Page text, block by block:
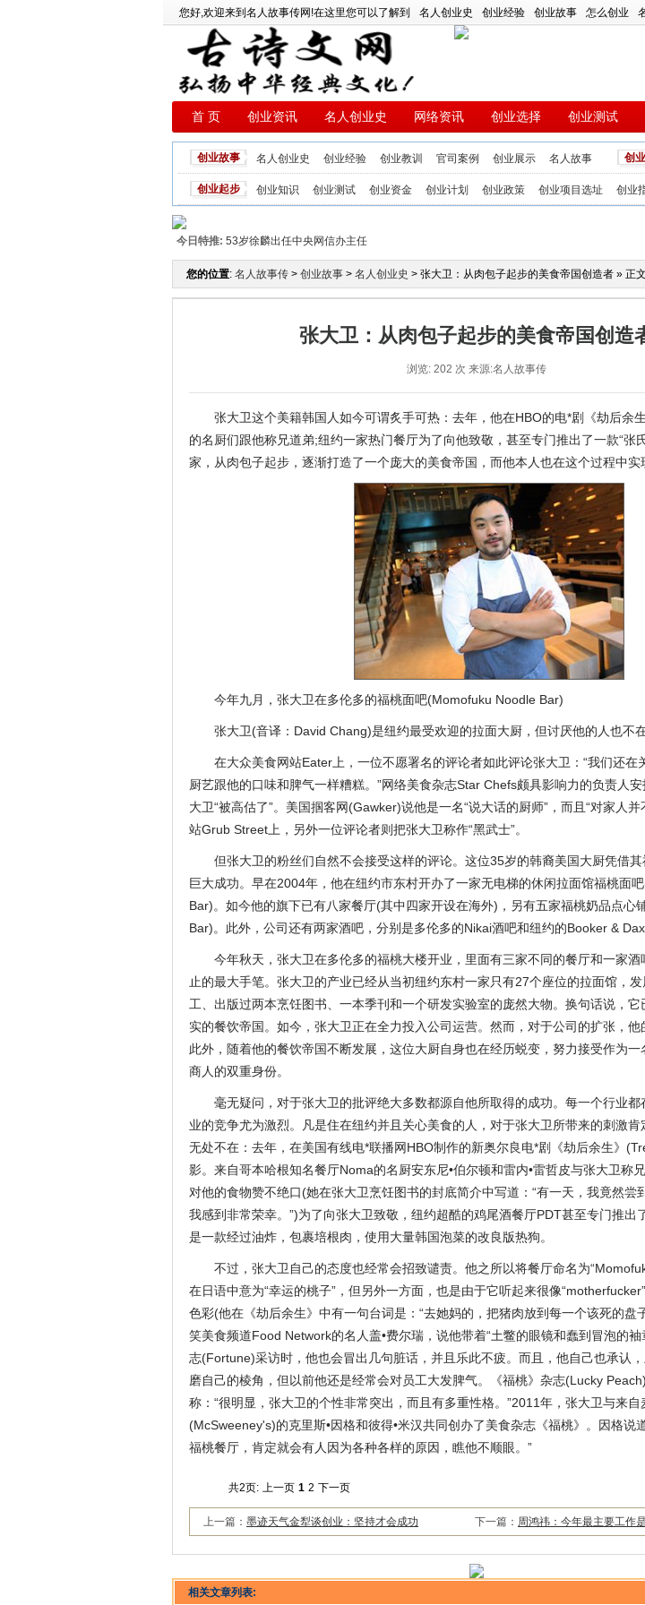
您好,欢迎来到名人故事传网!在这里您可以了解到 名人创业史 创业经验 创业故事 怎么创业
首 页 创业资讯 名人创业史 网络资讯 创业选择 创业测试
创业故事 名人创业史 创业经验 创业教训 官司案例 创业展示 名人故事 创
创业起步 创业知识 创业测试 创业资金 创业计划 创业政策 创业项目选址 创业
今日特推: 53岁徐麟出任中央网信办主任
您的位置: 名人故事传 > 创业故事 > 名人创业史 > 张大卫：从肉包子起步的美食帝国创造者 » 正文
张大卫：从肉包子起步的美食帝国创造
浏览: 202 次 来源:名人故事传
张大卫这个美籍韩国人如今可谓炙手可热：去年，他在HBO的电*剧《劫后余
的名厨们跟他称兄道弟;纽约一家热门餐厅为了向他致敬，甚至专门推出了一款“张
家，从肉包子起步，逐渐打造了一个庞大的美食帝国，而他本人也在这个过程中实
今年九月，张大卫在多伦多的福桃面吧(Momofuku Noodle Bar)
张大卫(音译：David Chang)是纽约最受欢迎的拉面大厨，但讨厌他的人也不在
在大众美食网站Eater上，一位不愿署名的评论者如此评论张大卫：“我们还在
厨艺跟他的口味和脾气一样糟糕。”网络美食杂志Star Chefs颇具影响力的负责人
大卫“被高估了”。美国掴客网(Gawker)说他是一名“说大话的厨师”，而且“对家人并
站Grub Street上，另外一位评论者则把张大卫称作“黑武士”。
但张大卫的粉丝们自然不会接受这样的评论。这位35岁的韩裔美国大厨凭借
巨大成功。早在2004年，他在纽约市东村开办了一家无电梯的休闲拉面馆福桃面
Bar)。如今他的旗下已有八家餐厅(其中四家开设在海外)，另有五家福桃奶品点心
Bar)。此外，公司还有两家酒吧，分别是多伦多的Nikai酒吧和纽约的Booker & Dax
今年秋天，张大卫在多伦多的福桃大楼开业，里面有三家不同的餐厅和一家酒
止的最大手笔。张大卫的产业已经从当初纽约东村一家只有27个座位的拉面馆，
工、出版过两本烹饪图书、一本季刊和一个研发实验室的庞然大物。换句话说，
实的餐饮帝国。如今，张大卫正在全力投入公司运营。然而，对于公司的扩张，他
此外，随着他的餐饮帝国不断发展，这位大厨自身也在经历蜕变，努力接受作为一
商人的双重身份。
毫无疑问，对于张大卫的批评绝大多数都源自他所取得的成功。每一个行业
业的竞争尤为激烈。凡是住在纽约并且关心美食的人，对于张大卫所带来的刺激
无处不在：去年，在美国有线电*联播网HBO制作的新奥尔良电*剧《劫后余生》
影。来自哥本哈根知名餐厅Noma的名厨安东尼•伯尔顿和雷内•雷哲皮与张大卫称
对他的食物赞不绝口(她在张大卫烹饪图书的封底简介中写道：“有一天，我竟然尝
我感到非常荣幸。”)为了向张大卫致敬，纽约超酷的鸡尾酒餐厅PDT甚至专门推出
是一款经过油炸，包裹培根肉，使用大量韩国泡菜的改良版热狗。
不过，张大卫自己的态度也经常会招致谴责。他之所以将餐厅命名为
在日语中意为“幸运的桃子”，但另外一方面，也是由于它听起来很像
色彩(他在《劫后余生》中有一句台词是：“去她妈的，把猪肉放到每一个该死的盘
笑美食频道Food Network的名人盖•费尔瑞，说他带着“土鳖的眼镜和蠢到冒泡的
志(Fortune)采访时，他也会冒出几句脏话，并且乐此不疲。而且，他自己也承认
磨自己的棱角，但以前他还是经常会对员工大发脾气。《福桃》杂志(Lucky
称：“很明显，张大卫的个性非常突出，而且有多重性格。”2011年，张大卫与来
(McSweeney's)的克里斯•因格和彼得•米汉共同创办了美食杂志《福桃》。因格说
福桃餐厅，肯定就会有人因为各种各样的原因，瞧他不顺眼。”
共2页: 上一页 1 2 下一页
上一篇： 墨迹天气金犁谈创业：坚持才会成功 下一篇： 周鸿祎：今年最主要工作
相关文章列表: